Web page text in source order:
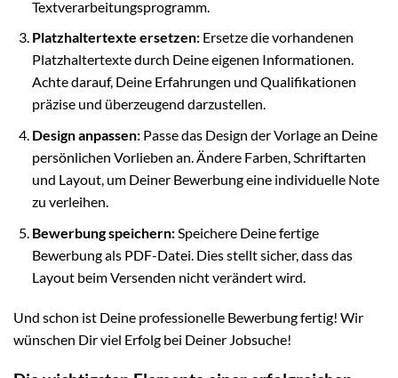
Textverarbeitungsprogramm.
Platzhaltertexte ersetzen:Ersetze die vorhandenen
Platzhaltertexte durch Deine eigenen Informationen.
Achte darauf, Deine Erfahrungen und Qualifikationen
präzise und überzeugend darzustellen.
Design anpassen:Passe das Design der Vorlage an Deine
persönlichen Vorlieben an. Ändere Farben, Schriftarten
und Layout, um Deiner Bewerbung eine individuelle Note
zu verleihen.
Bewerbung speichern:Speichere Deine fertige
Bewerbung als PDF-Datei. Dies stellt sicher, dass das
Layout beim Versenden nicht verändert wird.
Und schon ist Deine professionelle Bewerbung fertig! Wir
wünschen Dir viel Erfolg bei Deiner Jobsuche!